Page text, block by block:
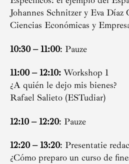
Johannes Schnitzer y Eva
Ciencias Económicas y
10:30 – 11:00: Pauze
11:00 – 12:10: Workshop 1
¿A quién le dejo mis bienes?
Rafael Salieto (ESTudiar)
12:10 – 12:20: Pauze
12:20 – 13:20: Presentatie
¿Cómo preparo un curso de